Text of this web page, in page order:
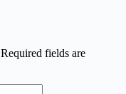
Required fields are